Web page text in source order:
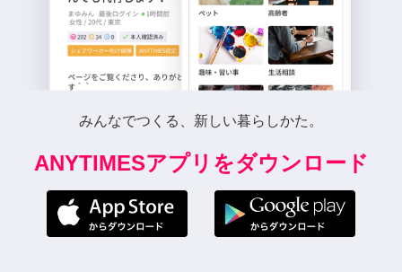
みんなでつくる、新しい暮らしかた。
ANYTIMESアプリをダウンロード